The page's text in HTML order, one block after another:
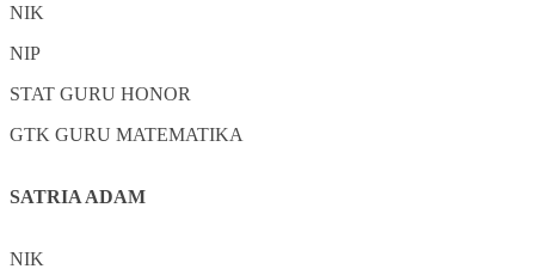
NIK
NIP
STAT GURU HONOR
GTK GURU MATEMATIKA
SATRIA ADAM
NIK